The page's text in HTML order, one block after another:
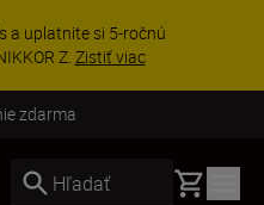
| Ušetrite 15 % na
a doplňte si svoju
Nakupovať
zdarma
Hľadať Basket